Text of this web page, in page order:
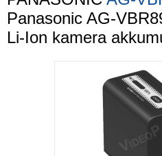
Panasonic AG-
Li-Ion kamera